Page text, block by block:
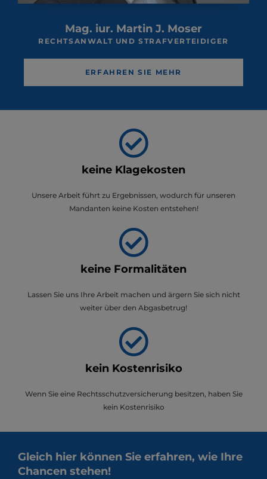
Mag. iur. Martin J. Moser
RECHTSANWALT UND STRAFVERTEIDIGER
ERFAHREN SIE MEHR
keine Klagekosten
Unsere Arbeit führt zu Ergebnissen, wodurch für unseren
Mandanten keine Kosten entstehen!
keine Formalitäten
Lassen Sie uns Ihre Arbeit machen und ärgern Sie sich nicht
weiter über den Abgasbetrug!
kein Kostenrisiko
Wenn Sie eine Rechtsschutzversicherung besitzen, haben Sie
kein Kostenrisiko
Gleich hier können Sie erfahren, wie Ihre
Chancen stehen!